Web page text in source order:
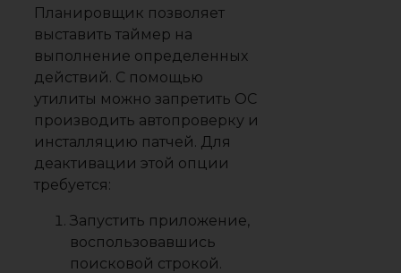
Планировщик позволяет
выставить таймер на
выполнение определенных
действий. С помощью
утилиты можно запретить ОС
производить автопроверку и
инсталляцию патчей. Для
деактивации этой опции
требуется:
Запустить приложение,
воспользовавшись
поисковой строкой.